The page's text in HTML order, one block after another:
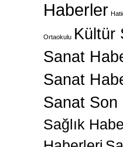
Haberler
Ortaokulu Kültür
Sanat
Sanat
Sanat Son
Sağlık